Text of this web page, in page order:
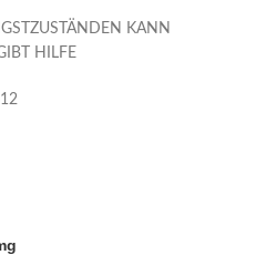
KANN
HILFE